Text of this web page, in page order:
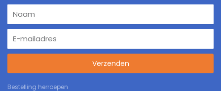
Verzenden
Bestelling herroepen